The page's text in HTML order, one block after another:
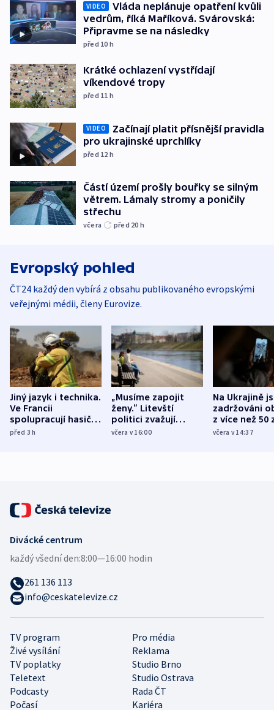
VIDEO
Vláda neplánuje opatření kvůli
vedrům, říká Maříková. Svárovská:
Připravme se na následky
před 10 h
Krátké ochlazení vystřídají
víkendové tropy
před 11 h
VIDEO
Začínají platit přísnější pravidla
pro ukrajinské uprchlíky
před 12 h
Částí území prošly bouřky se silným
větrem. Lámaly stromy a poničily
střechu
včera před 20 h
Evropský pohled
ČT24 každý den vybírá z obsahu publikovaného evropskými
veřejnými médii, členy Eurovize.
Jiný jazyk i technika.
Ve Francii
spolupracují hasiči z
různých zemí
před 3h
„Musíme zapojit
ženy.“ Litevští
politici zvažují
dohodu o
včera v 16:00
Na Ukrajině
zadržováni
z více než 50
Bojovali na
včera v 14:37
TV program
Pro média
Živé vysílání
Reklama
TV poplatky
Studio Brno
Teletext
Studio Ostrava
Podcasty
Rada ČT
Počasí
Kariéra
Divácké centrum
každý všední den:8:00—16:00 hodin
261 136 113
info@ceskatelevize.cz